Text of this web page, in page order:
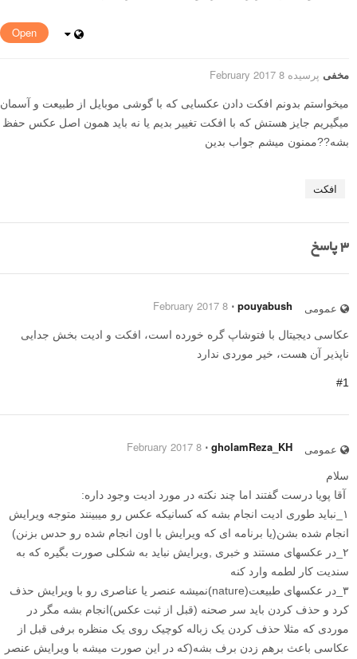
Open
مخفی پرسیده 8 February 2017
میخواستم بدونم افکت دادن عکسایی که با گوشی موبایل از طبیعت و آسمان
میگیریم جایز هستش که با افکت تغییر بدیم یا نه باید همون اصل عکس حفظ
بشه??ممنون میشم جواب بدین
افکت
3پاسخ
عمومی pouyabush
⋅
8 February 2017
عکاسی دیجیتال با فتوشاپ گره خورده است، افکت و ادیت بخش جدایی
ناپذیر آن هست، خیر موردی ندارد
#1
عمومی gholamReza_KH
⋅
8 February 2017
سلام
آقا پویا درست گفتند اما چند نکته در مورد ادیت وجود داره:
۱_نباید طوری ادیت انجام بشه که کسانیکه عکس رو میبینند متوجه ویرایش
انجام شده بشن(یا برنامه ای که ویرایش با اون انجام شده رو حدس بزنن)
۲_در عکسهای مستند و خبری ,ویرایش نباید به شکلی صورت بگیره که به
سندیت کار لطمه وارد کنه
۳_در عکسهای طبیعت(nature)نمیشه عنصر یا عناصری رو با ویرایش حذف
کرد و حذف کردن باید سر صحنه (قبل از ثبت عکس)انجام بشه مگر در
موردی که مثلا حذف کردن یک زباله کوچیک روی یک منظره برفی قبل از
عکاسی باعث برهم زدن برف بشه(که در این صورت میشه با ویرایش عنصر